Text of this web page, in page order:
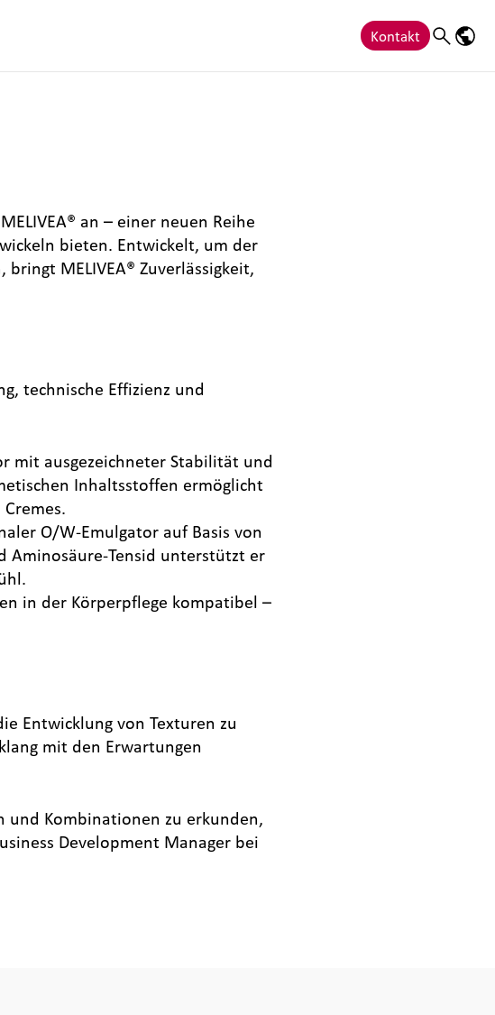
Kontakt Search
an – einer neuen Reihe
bieten. Entwickelt, um der
MELIVEA® Zuverlässigkeit,
technische Effizienz und
mit ausgezeichneter Stabilität und
Inhaltsstoffen ermöglicht
O/W-Emulgator auf Basis von
Aminosäure-Tensid unterstützt er
in der Körperpflege kompatibel –
Entwicklung von Texturen zu
mit den Erwartungen
und Kombinationen zu erkunden,
Development Manager bei